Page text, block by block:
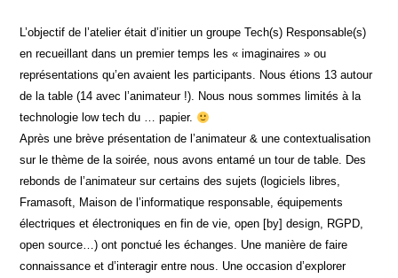
L’objectif de l’atelier était d’initier un groupe Tech(s) Responsable(s)
en recueillant dans un premier temps les « imaginaires » ou
représentations qu’en avaient les participants. Nous étions 13 autour
de la table (14 avec l’animateur !). Nous nous sommes limités à la
technologie low tech du … papier.
Après une brève présentation de l’animateur & une contextualisation
sur le thème de la soirée, nous avons entamé un tour de table. Des
rebonds de l’animateur sur certains des sujets (logiciels libres,
Framasoft, Maison de l’informatique responsable, équipements
électriques et électroniques en fin de vie, open [by] design, RGPD,
open source…) ont ponctué les échanges. Une manière de faire
connaissance et d’interagir entre nous. Une occasion d’explorer